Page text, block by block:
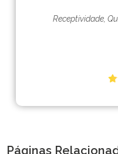
Receptividade,
Páginas